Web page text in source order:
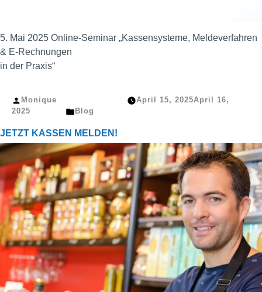
5. Mai 2025 Online-Seminar „Kassensysteme, Meldeverfahren
& E-Rechnungen
in der Praxis“
Veröffentlicht
von
Monique April 15, 2025April 16,
2025
Veröffentlicht
Blog
JETZT KASSEN MELDEN!